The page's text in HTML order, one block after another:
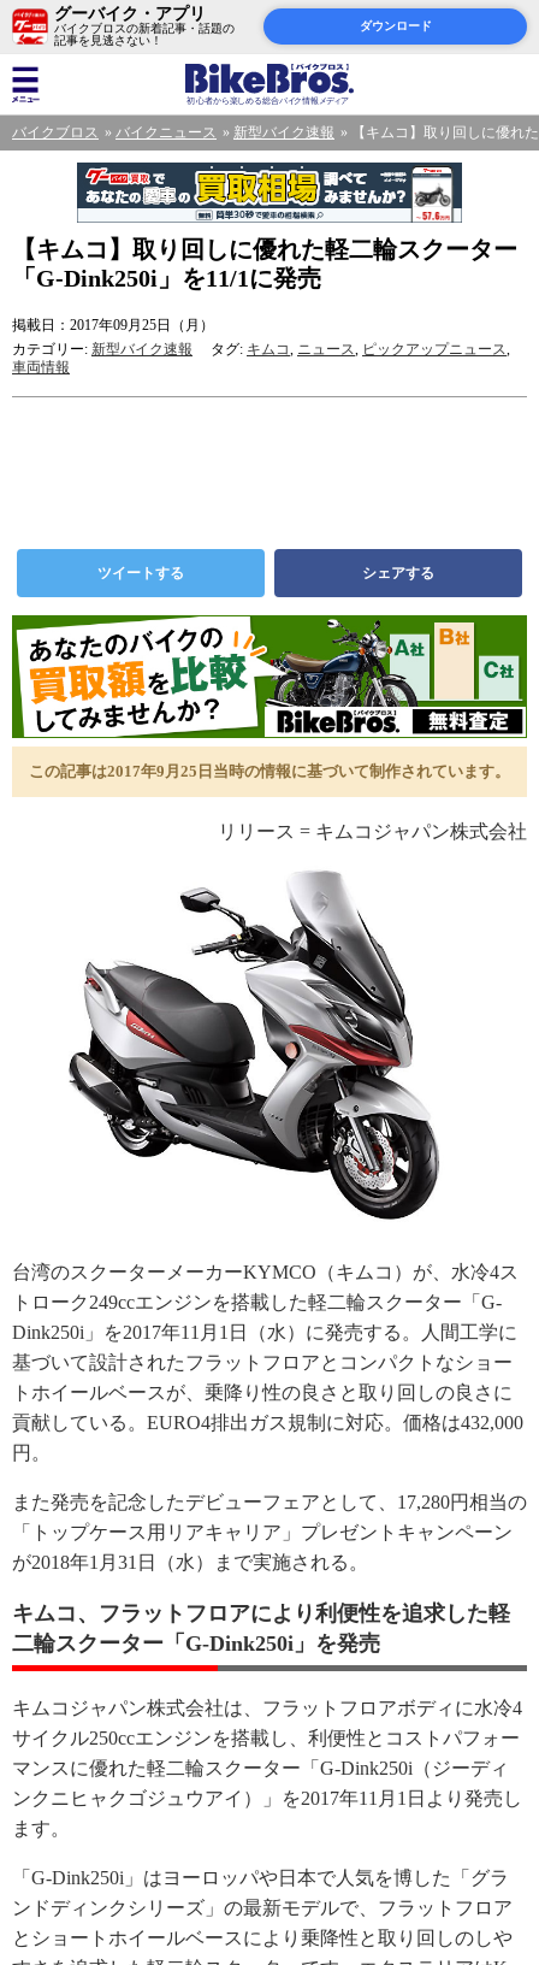
グーバイク・アプリ
バイクブロスの新着記事・話題の
記事を見逃さない！
ダウンロード
バイクブロス バイクニュース 新型バイク速報 【キムコ】取り回しに優れ
【キムコ】取り回しに優れた軽二輪スクーター
「G-Dink250i」を11/1に発売
掲載日：2017年09月25日（月）
カテゴリー: 新型バイク速報 タグ: キムコ, ニュース, ピックアップニュース,
車両情報
ツイートする シェアする
この記事は2017年9月25日当時の情報に基づいて制作されています。
リリース = キムコジャパン株式会社
台湾のスクーターメーカーKYMCO（キムコ）が、 水冷4ス
トローク249ccエンジンを搭載した軽二輪スクーター 「G-
Dink250i」を2017年11月1日（水） に発売する。
人間工学に
基づいて設計されたフラットフロアとコンパクトなショ ー
トホイールベースが、乗降り性の良さと取り回しの良さに
貢献している。 EURO4排出ガス規制に対応。価格は432,000
円。
また発売を記念したデビューフェアとして、17,280円相当の
「トップケース用リアキャリア」 プレゼントキャンペーン
が2018年1月31日（水）
まで実施される。
キムコ、 フラットフロアにより利便性を追求した軽
二輪スクーター「G-Dink250i」を発売
キムコジャパン株式会社は、 フラットフロアボディに水冷4
サイクル250ccエンジンを搭載 し、利便性とコストパフォー
マンスに優れた軽二輪スクーター「 G-Dink250i（ジーディ
ンクニヒャクゴジュウアイ）」
を2017年11月1日より発売し
ます。
「G-Dink250i」はヨーロッパや日本で人気を博した「 グラ
ンドディンクシリーズ」の最新モデルで、 フラットフロア
とショートホイールベースにより乗降性と取り回しのしや